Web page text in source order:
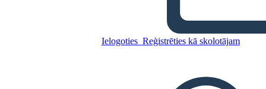
Ielogoties Reģistrēties kā skolotājam